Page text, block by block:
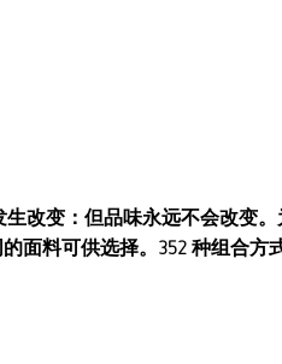
改变：但品味永远不会改变。
面料可供选择。352 种组合方